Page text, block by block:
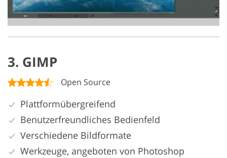
3. GIMP
Open Source
Plattformübergreifend
Benutzerfreundliches Bedienfeld
Verschiedene Bildformate
Werkzeuge, angeboten von Photoshop